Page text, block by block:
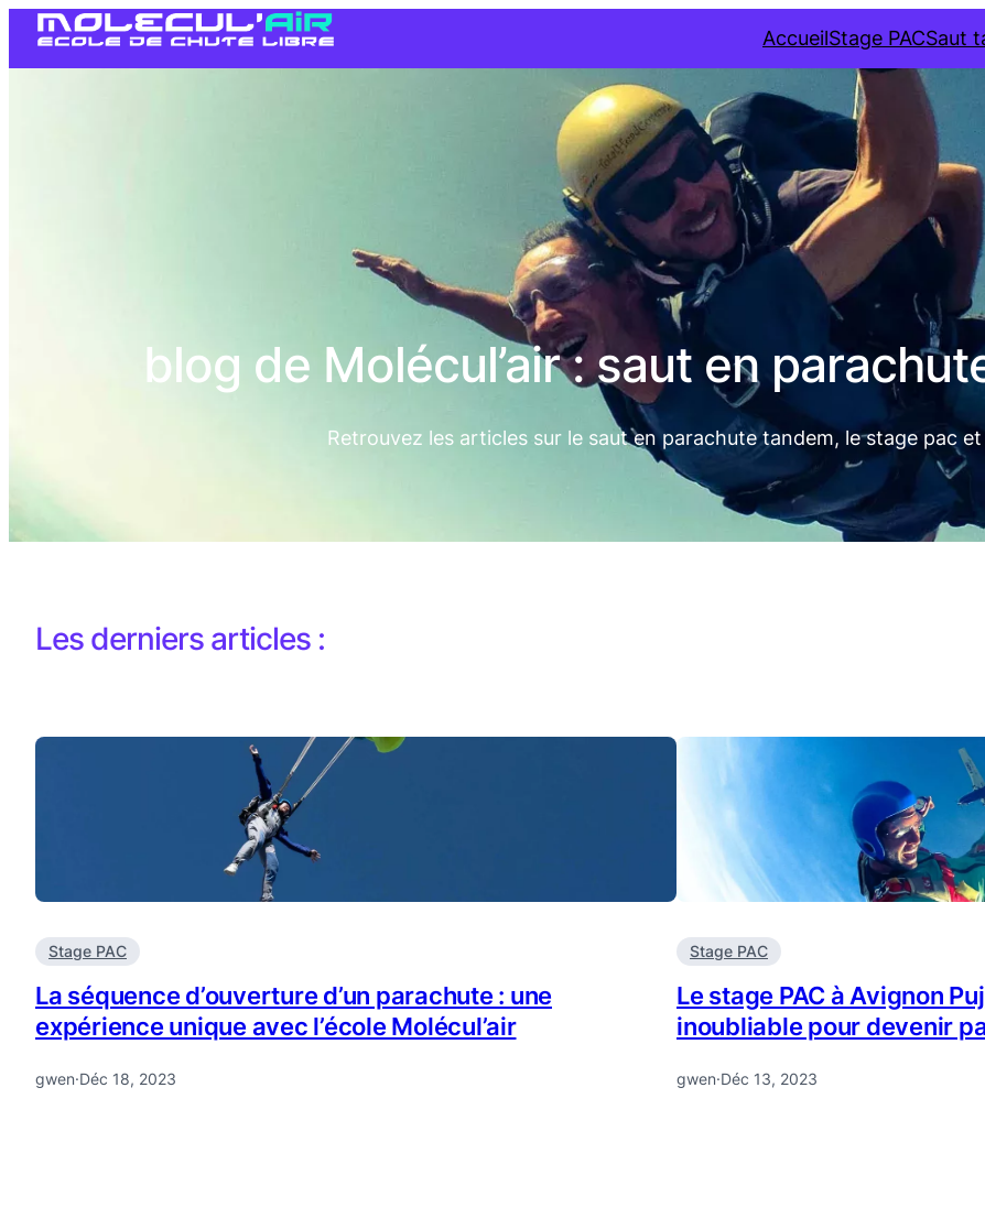
AccueilStage PACSaut
blog de Molécul’air : saut en
Retrouvez les articles sur le saut en parachute tandem, le stage pac et
Les derniers articles :
Stage PAC
La séquence d’ouverture d’un parachute : une
expérience unique avec l’école Molécul’air
gwen·Déc 18, 2023
Stage PAC
Le stage PAC à Avignon
inoubliable pour devenir
gwen·Déc 13, 2023